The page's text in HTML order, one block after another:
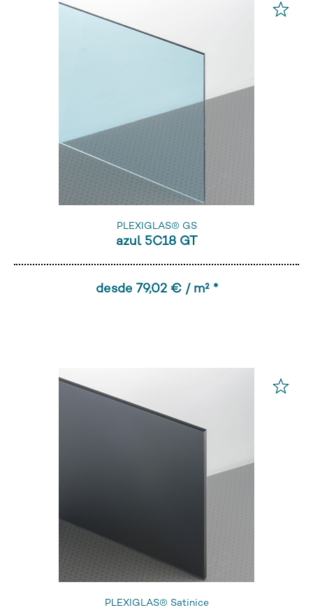
PLEXIGLAS® GS
azul 5C18 GT
desde 79,02 € / m² *
PLEXIGLAS® Satinice